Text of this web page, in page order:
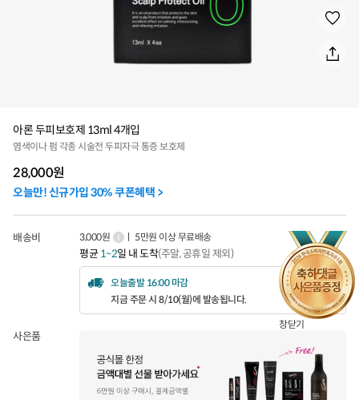
창닫기
아론 두피보호제 13ml 4개입
염색이나 펌 각종 시술전 두피자극 통증 보호제
28,000원
오늘만! 신규가입 30% 쿠폰혜택 >
배송비 3,000원 ㅣ 5만원 이상 무료배송
평균1~2일 내 도착(주말, 공휴일 제외)
오늘출발 16:00 마감
지금 주문 시 8/10(월)에 발송됩니다.
사은품